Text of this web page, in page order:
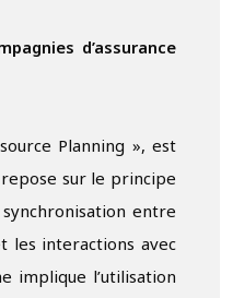
d’assurance
Planning », est
sur le principe
entre
les interactions avec
implique l’utilisation